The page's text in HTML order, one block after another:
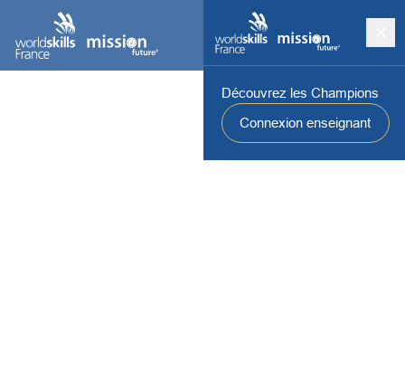
Découvrez les Champions
Connexion enseignant